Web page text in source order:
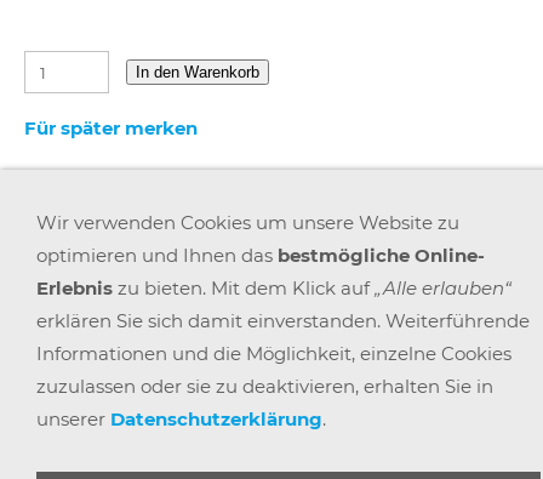
In den Warenkorb
Für später merken
AGB WIDERRUFSRECHT DATENSCHUTZ
IMPRESSUM
VERSAND & ZAHLUNG
KARRIERE
BLOGS
GEMEINSAM STÄRKER
WIDERRUF BUTTON
Wir verwenden Cookies um unsere Website zu
optimieren und Ihnen das bestmögliche Online-
Erlebnis zu bieten. Mit dem Klick auf„Alle erlauben“
erklären Sie sich damit einverstanden. Weiterführende
Informationen und die Möglichkeit, einzelne Cookies
zuzulassen oder sie zu deaktivieren, erhalten Sie in
unserer Datenschutzerklärung.